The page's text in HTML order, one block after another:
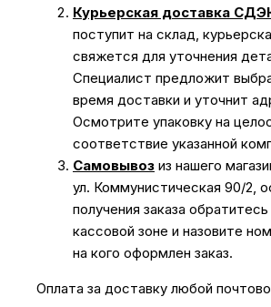
Курьерская доставка
поступит на склад,
свяжется для уточнения
Специалист предложит
время доставки и уточнит
Осмотрите упаковку на
соответствие указанной
Самовывоз из нашего
ул. Коммунистическая 90/2,
получения заказа
кассовой зоне и назовите
на кого оформлен заказ.
Оплата за доставку любой